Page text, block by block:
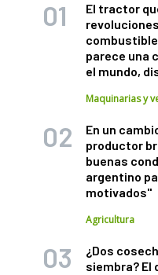
El tractor
parece una
el mundo,
Maquinarias y
En un
productor
buenas
argentino
motivados"
Agricultura
¿Dos
siembra? El